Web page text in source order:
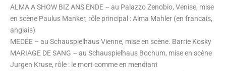
ALMA A SHOW BIZ ANS ENDE – au Palazzo Zenobio, Venise, mise
en scène Paulus Manker, rôle principal : Alma Mahler (en francais,
anglais)
MEDÉE – au Schauspielhaus Vienne, mise en scène. Barrie Kosky
MARIAGE DE SANG – au Schauspielhaus Bochum, mise en scène
Jurgen Kruse, rôle : le mort comme en mendiant